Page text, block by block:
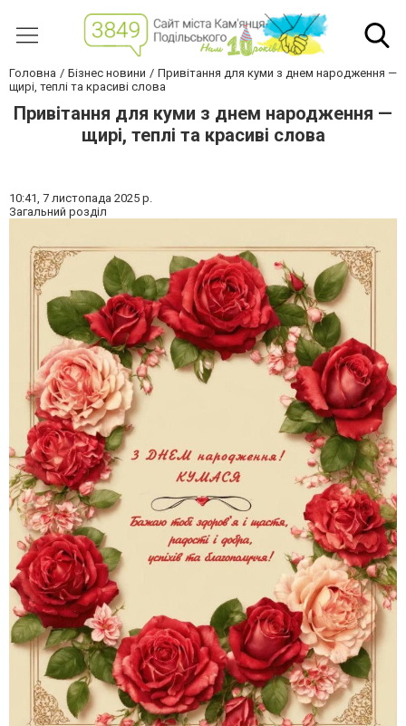
Головна Бізнес новини
Привітання для куми з днем народження —
щирі, теплі та красиві слова
Привітання для куми з днем народження —
щирі, теплі та красиві слова
10:41, 7 листопада 2025 р.
Загальний розділ